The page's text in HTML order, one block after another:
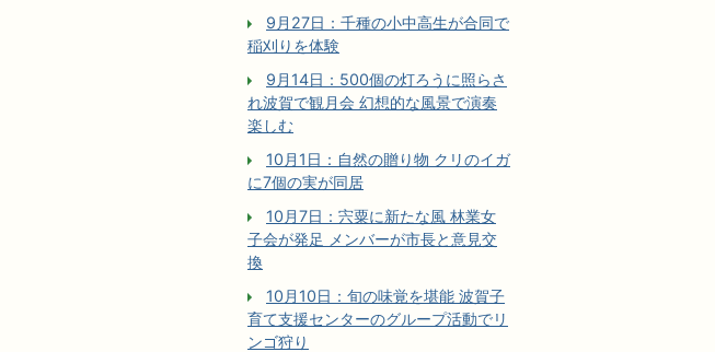
9月27日：千種の小中高生が合同で
稲刈りを体験
9月14日：500個の灯ろうに照らさ
れ波賀で観月会 幻想的な風景で演奏
楽しむ
10月1日：自然の贈り物 クリのイガ
に7個の実が同居
10月7日：宍粟に新たな風 林業女
子会が発足 メンバーが市長と意見交
換
10月10日：旬の味覚を堪能 波賀子
育て支援センターのグループ活動でリ
ンゴ狩り